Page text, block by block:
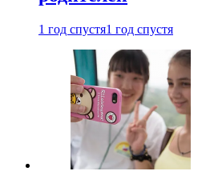
1 год спустя1 год спустя